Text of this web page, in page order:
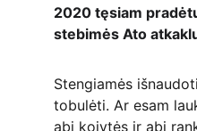
2020 tęsiam
stebimės Ato
Stengiamės
tobulėti. Ar esam
abi kojytės ir abi